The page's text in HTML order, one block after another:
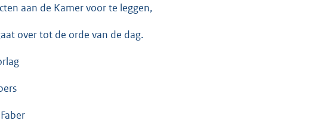
aan de Kamer voor te leggen,
over tot de orde van de dag.